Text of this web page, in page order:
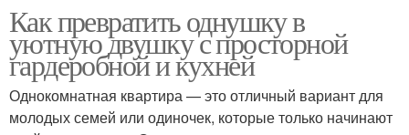
Как превратить однушку в
уютную двушку с просторной
гардеробной и кухней
Однокомнатная квартира — это отличный вариант для
молодых семей или одиночек, которые только начинают